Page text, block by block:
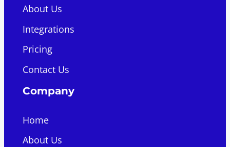
About Us
Integrations
Pricing
Contact Us
Company
Home
About Us